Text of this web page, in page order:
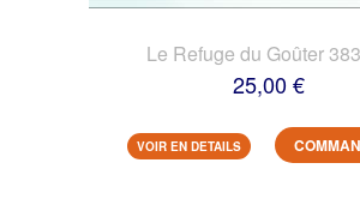
Le Refuge du Goûter
25,00 €
VOIR EN DETAILS